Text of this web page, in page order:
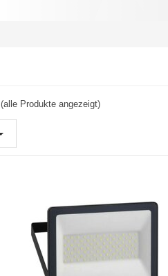
(alle Produkte angezeigt)